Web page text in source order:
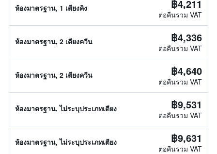
ห้องมาตรฐาน, 1 เตียงคิง ฿4,211
ต่อคืนรวม VAT
ห้องมาตรฐาน, 2 เตียงควีน ฿4,336
ต่อคืนรวม VAT
ห้องมาตรฐาน, 2 เตียงควีน ฿4,640
ต่อคืนรวม VAT
ห้องมาตรฐาน, ไม่ระบุประเภทเตียง ฿9,531
ต่อคืนรวม VAT
ห้องมาตรฐาน, ไม่ระบุประเภทเตียง ฿9,631
ต่อคืนรวม VAT